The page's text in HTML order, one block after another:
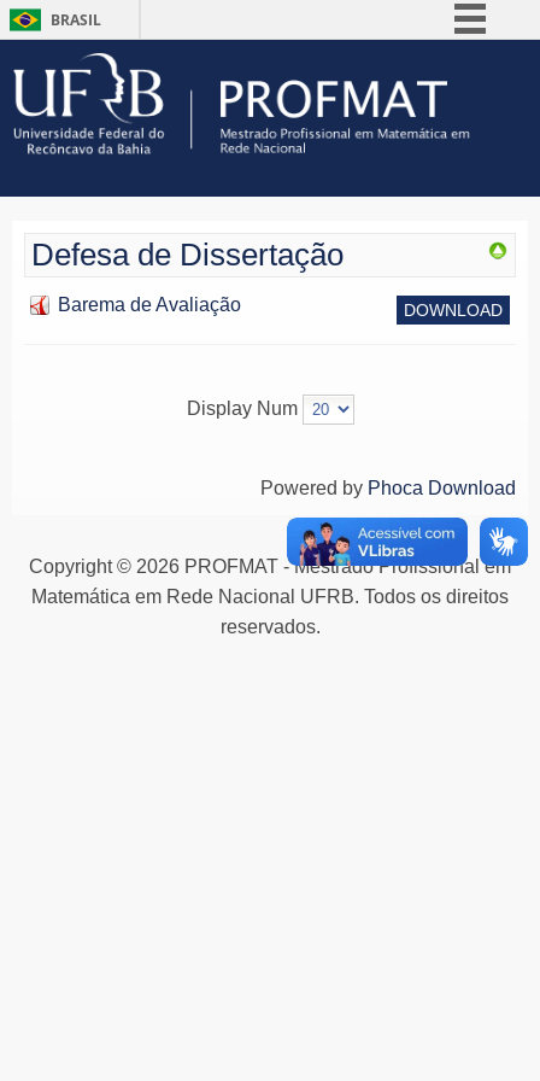
BRASIL
Comunica BR
Participe
Defesa de Dissertação
Barema de Avaliação DOWNLOAD
Display Num
Powered by Phoca Download
Copyright © 2026 PROFMAT - Mestrado Profissional em
Matemática em Rede Nacional UFRB. Todos os direitos
reservados.